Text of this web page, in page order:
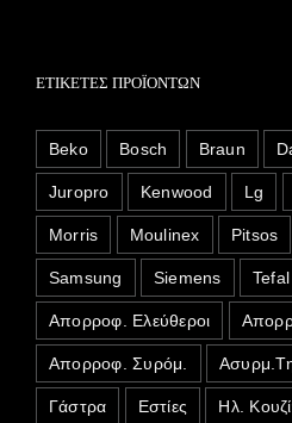
ΕΤΙΚΈΤΕΣ ΠΡΟΪΌΝΤΩΝ
Beko Bosch Braun
Juropro Kenwood Lg
Morris Moulinex Pitsos
Samsung Siemens Tefal
Απορροφ. Ελεύθεροι
Απορροφ. Συρόμ.
Γάστρα Εστίες Ηλ.